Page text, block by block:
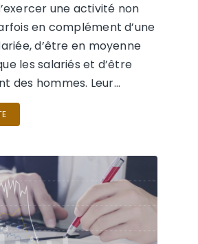
une activité non
en complément d’une
d’être en moyenne
les salariés et d’être
des hommes. Leur…